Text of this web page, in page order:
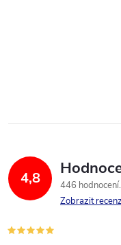
4,8
446 hodnocení
Zobrazit